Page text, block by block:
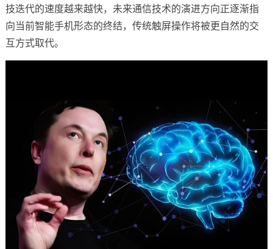
技迭代的速度越来越快，未来通信技术的演进方向正逐渐指
向当前智能手机形态的终结，传统触屏操作将被更自然的交
互方式取代。